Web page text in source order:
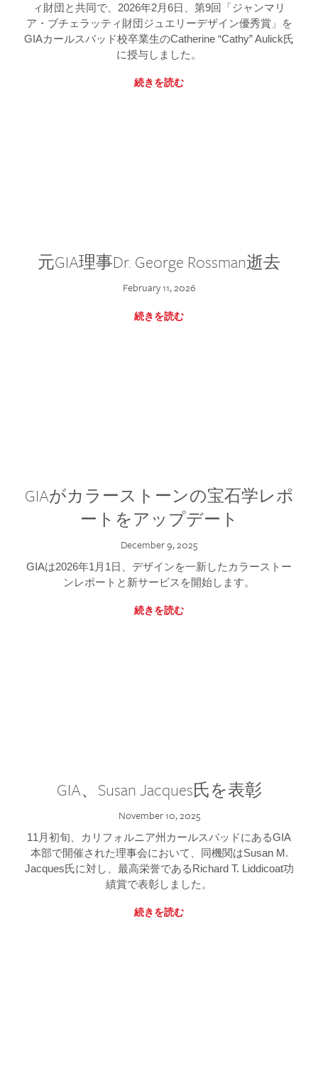
ィ財団と共同で、2026年2月6日、第9回「ジャンマリ
ア・ブチェラッティ財団ジュエリーデザイン優秀賞」を
GIAカールスバッド校卒業生のCatherine “Cathy” Aulick氏
に授与しました。
続きを読む
元GIA理事Dr. George Rossman逝去
February 11, 2026
続きを読む
GIAがカラーストーンの宝石学レポ
ートをアップデート
December 9, 2025
GIAは2026年1月1日、デザインを一新したカラーストー
ンレポートと新サービスを開始します。
続きを読む
GIA、Susan Jacques氏を表彰
November 10, 2025
11月初旬、カリフォルニア州カールスバッドにあるGIA
本部で開催された理事会において、同機関はSusan M.
Jacques氏に対し、最高栄誉であるRichard T. Liddicoat功
績賞で表彰しました。
続きを読む